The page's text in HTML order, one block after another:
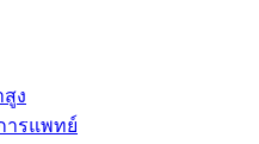
ง
ารแพทย์